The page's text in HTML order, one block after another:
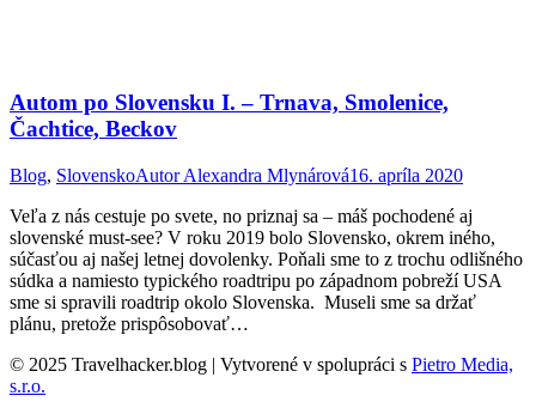
Autom po Slovensku I. – Trnava, Smolenice,
Čachtice, Beckov
Blog, SlovenskoAutorAlexandra Mlynárová16. apríla 2020
Veľa z nás cestuje po svete, no priznaj sa – máš pochodené aj
slovenské must-see? V roku 2019 bolo Slovensko, okrem iného,
súčasťou aj našej letnej dovolenky. Poňali sme to z trochu odlišného
súdka a namiesto typického roadtripu po západnom pobreží USA
sme si spravili roadtrip okolo Slovenska. Museli sme sa držať
plánu, pretože prispôsobovať…
© 2025 Travelhacker.blog | Vytvorené v spolupráci s Pietro Media,
s.r.o.